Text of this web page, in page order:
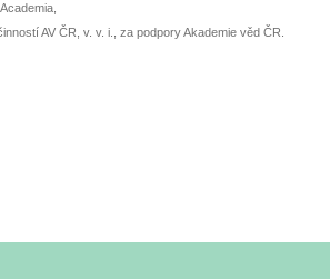
AV ČR, v. v. i., za podpory Akademie věd ČR.